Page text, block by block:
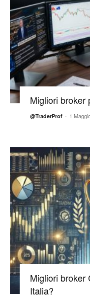
Migliori broker
@TraderProf - 1
Migliori broker
Italia?